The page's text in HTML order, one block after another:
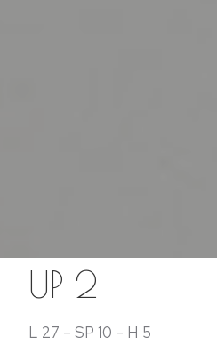
UP 2
L 27 – SP 10 – H 5